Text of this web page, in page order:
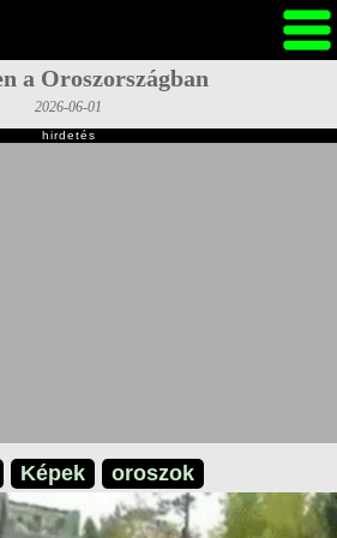
a Oroszországban
2026-06-01
hirdetés
Képek oroszok